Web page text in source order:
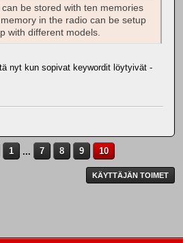
be stored with ten memories
in the radio can be setup
with different models.
nyt kun sopivat keywordit löytyivät -
1 ... 7 8 9 10
KÄYTTÄJÄN TOIMET